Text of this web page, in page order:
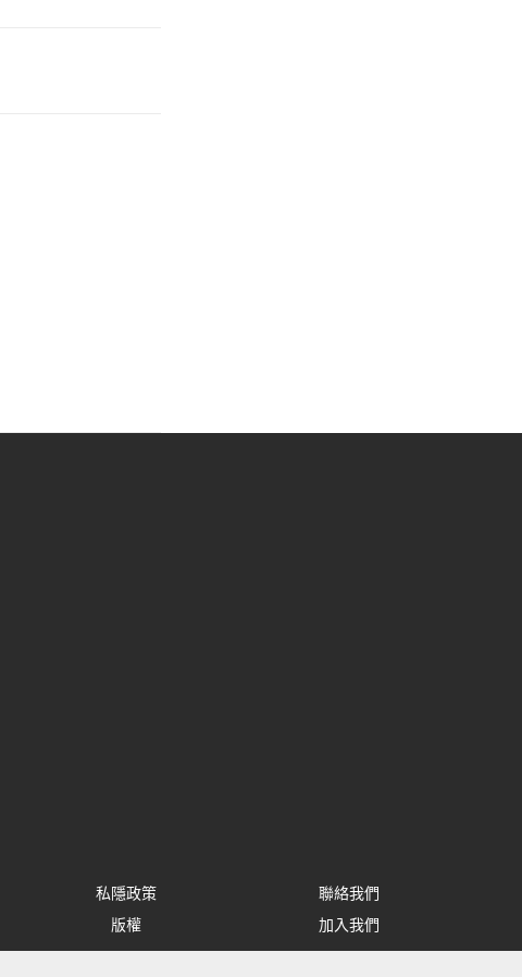
私隱政策
聯絡我們
版權 加入我們